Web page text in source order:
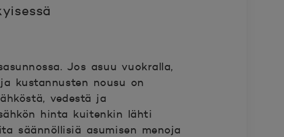
Jos asuu vuokralla,
kustannusten nousu on
vedestä ja
hinta kuitenkin lähti
säännöllisiä asumisen menoja